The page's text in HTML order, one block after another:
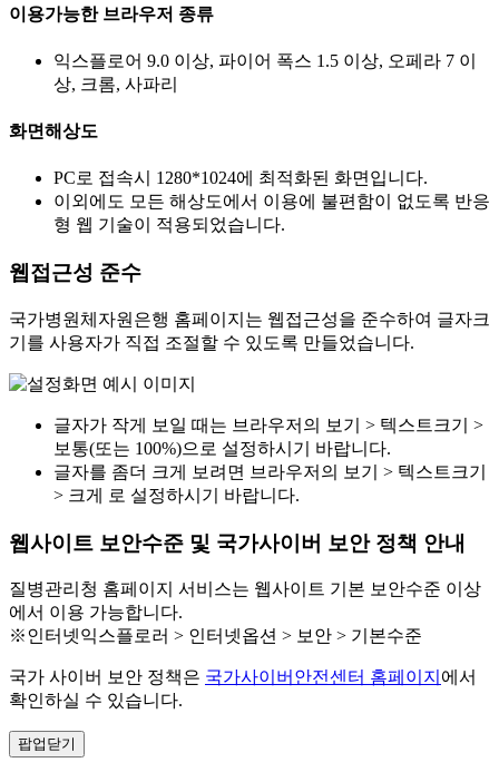
이용가능한 브라우저 종류
익스플로어 9.0 이상, 파이어 폭스 1.5 이상, 오페라 7 이
상, 크롬, 사파리
화면해상도
PC로 접속시 1280*1024에 최적화된 화면입니다.
이외에도 모든 해상도에서 이용에 불편함이 없도록 반응
형 웹 기술이 적용되었습니다.
웹접근성 준수
국가병원체자원은행 홈페이지는 웹접근성을 준수하여 글자크
기를 사용자가 직접 조절할 수 있도록 만들었습니다.
글자가 작게 보일 때는 브라우저의 보기 > 텍스트크기 >
보통(또는 100%)으로 설정하시기 바랍니다.
글자를 좀더 크게 보려면 브라우저의 보기 > 텍스트크기
> 크게 로 설정하시기 바랍니다.
웹사이트 보안수준 및 국가사이버 보안 정책 안내
질병관리청 홈페이지 서비스는 웹사이트 기본 보안수준 이상
에서 이용 가능합니다.
※인터넷익스플로러 > 인터넷옵션 > 보안 > 기본수준
국가 사이버 보안 정책은 국가사이버안전센터 홈페이지 에서
확인하실 수 있습니다.
팝업닫기